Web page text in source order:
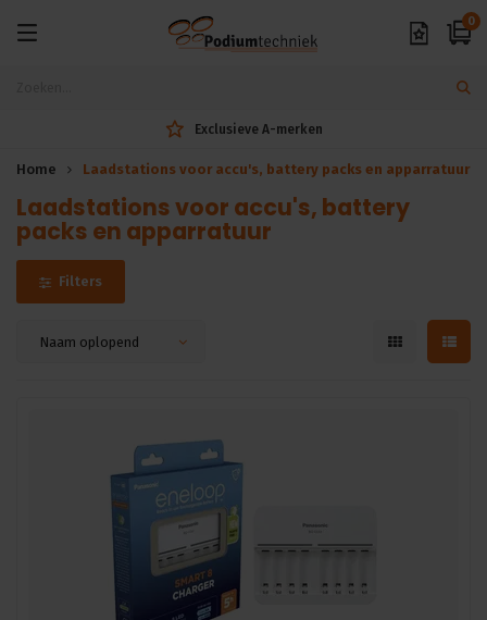
0
Exclusieve A-merken
Home Laadstations voor accu's, battery packs en apparratuur
Laadstations voor accu's, battery
packs en apparratuur
Filters
Naam oplopend